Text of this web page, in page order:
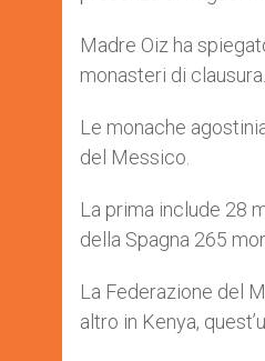
Madre Oiz ha
monasteri di clausura.
Le monache
del Messico.
La prima include 28
della Spagna 265
La Federazione del
altro in Kenya,